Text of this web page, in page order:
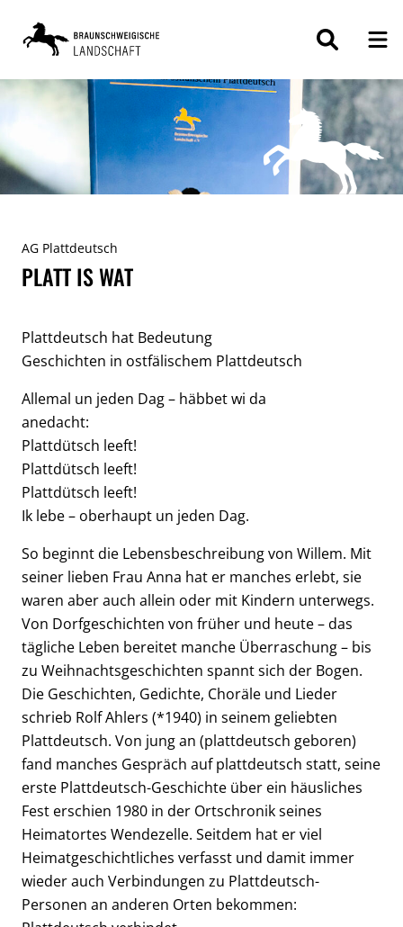
ZUM
INHALT
AG Plattdeutsch
PLATT IS WAT
Plattdeutsch hat Bedeutung
Geschichten in ostfälischem Plattdeutsch
Allemal un jeden Dag – häbbet wi da
anedacht:
Plattdütsch leeft!
Plattdütsch leeft!
Plattdütsch leeft!
Ik lebe – oberhaupt un jeden Dag.
So beginnt die Lebensbeschreibung von Willem. Mit
seiner lieben Frau Anna hat er manches erlebt, sie
waren aber auch allein oder mit Kindern unterwegs.
Von Dorfgeschichten von früher und heute – das
tägliche Leben bereitet manche Überraschung – bis
zu Weihnachtsgeschichten spannt sich der Bogen.
Die Geschichten, Gedichte, Choräle und Lieder
schrieb Rolf Ahlers (*1940) in seinem geliebten
Plattdeutsch. Von jung an (plattdeutsch geboren)
fand manches Gespräch auf plattdeutsch statt, seine
erste Plattdeutsch-Geschichte über ein häusliches
Fest erschien 1980 in der Ortschronik seines
Heimatortes Wendezelle. Seitdem hat er viel
Heimatgeschichtliches verfasst und damit immer
wieder auch Verbindungen zu Plattdeutsch-
Personen an anderen Orten bekommen: